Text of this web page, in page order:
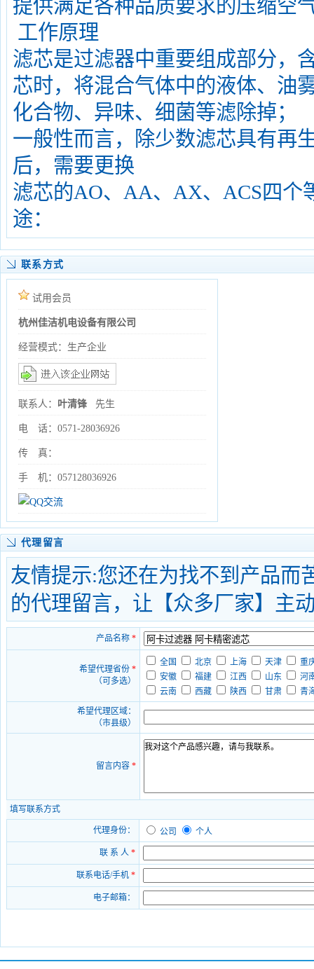
提供满足各种品质要求的压缩空
工作原理
滤芯是过滤器中重要组成部分，
芯时，将混合气体中的液体、油
化合物、异味、细菌等滤除掉；
一般性而言，除少数滤芯具有再
后，需要更换
滤芯的AO、AA、AX、ACS四个
途：
联系方式
试用会员
杭州佳洁机电设备有限公司
经营模式：生产企业
联系人： 叶清锋 先生
电 话：0571-28036926
传 真：
手 机：057128036926
代理留言
友情提示:您还在为找不到产品而
的代理留言，让【众多厂家】主
产品名称 *
希望代理省份 *
（可多选）
全国 北京 上海 天津
重
安徽
福建 江西 山东
河
云南
西藏 陕西 甘肃
青
希望代理区域：
（市县级）
留言内容 *
填写联系方式
代理身份： 公司 个人
联 系 人 *
联系电话/手机 *
电子邮箱：